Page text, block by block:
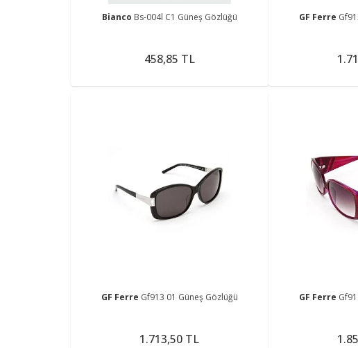
Bianco Bs-004l C1 Güneş Gözlüğü
458,85 TL
GF Ferre
GF Ferre Gf913 01 Güneş Gözlüğü
1.713,50 TL
GF Ferre